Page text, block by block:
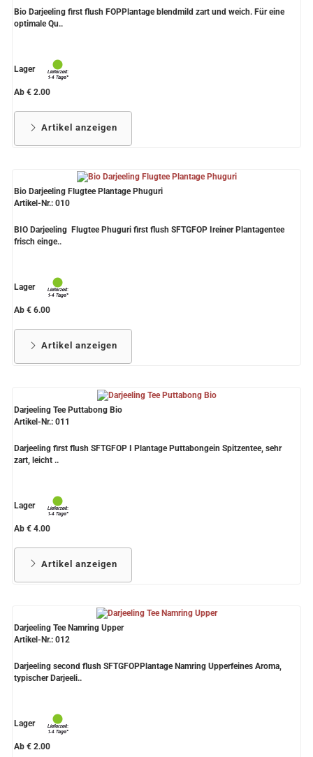
Bio Darjeeling first flush FOPPlantage blendmild zart und weich. Für eine
optimale Qu..
Lager
Ab € 2.00
Artikel anzeigen
Bio Darjeeling Flugtee Plantage Phuguri
Artikel-Nr.: 010
BIO Darjeeling Flugtee Phuguri first flush SFTGFOP Ireiner Plantagentee
frisch einge..
Lager
Ab € 6.00
Artikel anzeigen
Darjeeling Tee Puttabong Bio
Artikel-Nr.: 011
Darjeeling first flush SFTGFOP I Plantage Puttabongein Spitzentee, sehr
zart, leicht ..
Lager
Ab € 4.00
Artikel anzeigen
Darjeeling Tee Namring Upper
Artikel-Nr.: 012
Darjeeling second flush SFTGFOPPlantage Namring Upperfeines Aroma,
typischer Darjeeli..
Lager
Ab € 2.00